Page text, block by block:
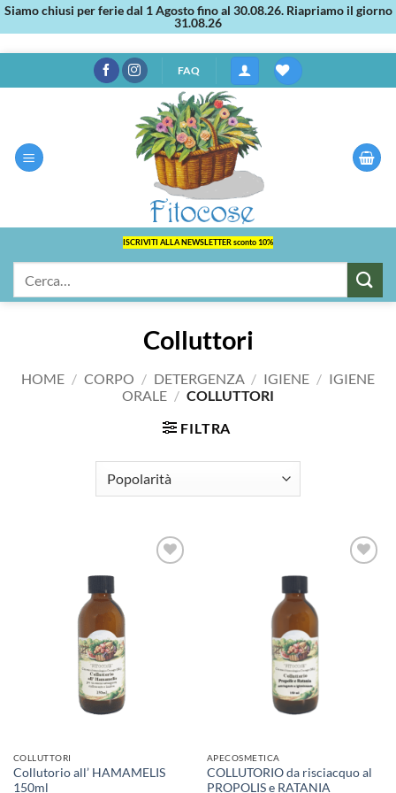
Siamo chiusi per ferie dal 1 Agosto fino al 30.08.26. Riapriamo il giorno
31.08.26
ai
FAQ
ISCRIVITI ALLA NEWSLETTER sconto 10%
Colluttori
HOME / CORPO / DETERGENZA / IGIENE / IGIENE
ORALE / COLLUTTORI
FILTRA
COLLUTTORI
Collutorio all’ HAMAMELIS
150ml
APECOSMETICA
COLLUTORIO da risciacquo al
PROPOLIS e RATANIA